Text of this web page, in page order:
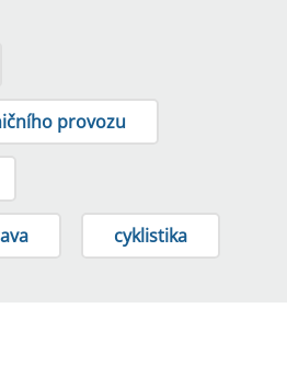
provozu
cyklistika